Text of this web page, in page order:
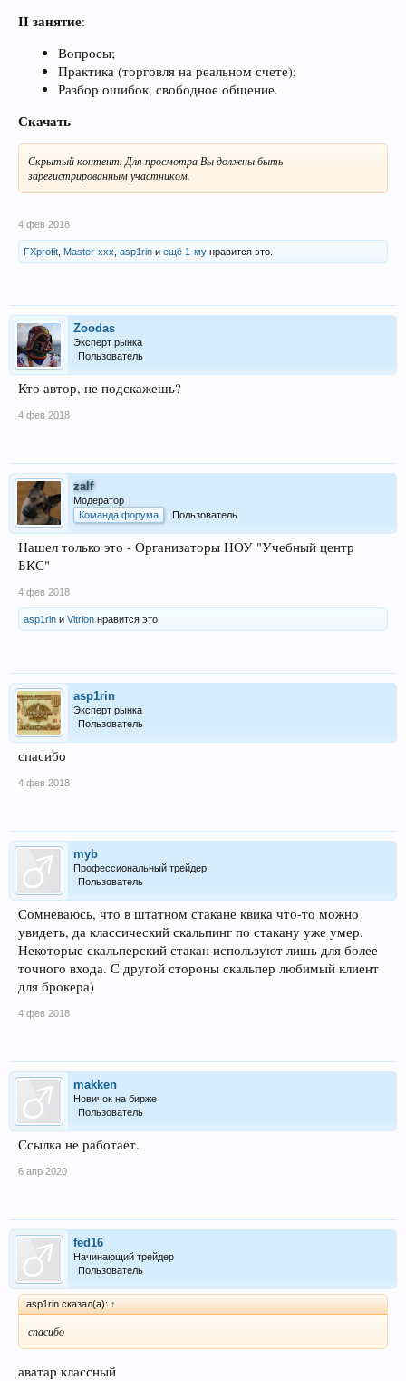
II занятие:
Вопросы;
Практика (торговля на реальном счете);
Разбор ошибок, свободное общение.
Скачать
Скрытый контент. Для просмотра Вы должны быть
зарегистрированным участником.
4 фев 2018
FXprofit Master-xxx asp1rin и ещё 1-му нравится это.
Zoodas
Эксперт рынка
Пользователь
Кто автор, не подскажешь?
4 фев 2018
zalf
Модератор
Команда форума
Пользователь
Нашел только это - Организаторы НОУ "Учебный центр
БКС"
4 фев 2018
asp1rin и Vitrion нравится это.
asp1rin
Эксперт рынка
Пользователь
спасибо
4 фев 2018
myb
Профессиональный трейдер
Пользователь
Сомневаюсь, что в штатном стакане квика что-то можно
увидеть, да классический скальпинг по стакану уже умер.
Некоторые скальперский стакан используют лишь для более
точного входа. С другой стороны скальпер любимый клиент
для брокера)
4 фев 2018
makken
Новичок на бирже
Пользователь
Ссылка не работает.
6 апр 2020
fed16
Начинающий трейдер
Пользователь
asp1rin сказал(а): ↑
спасибо
аватар классный